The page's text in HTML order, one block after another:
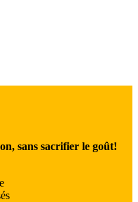
sans sacrifier le goût!